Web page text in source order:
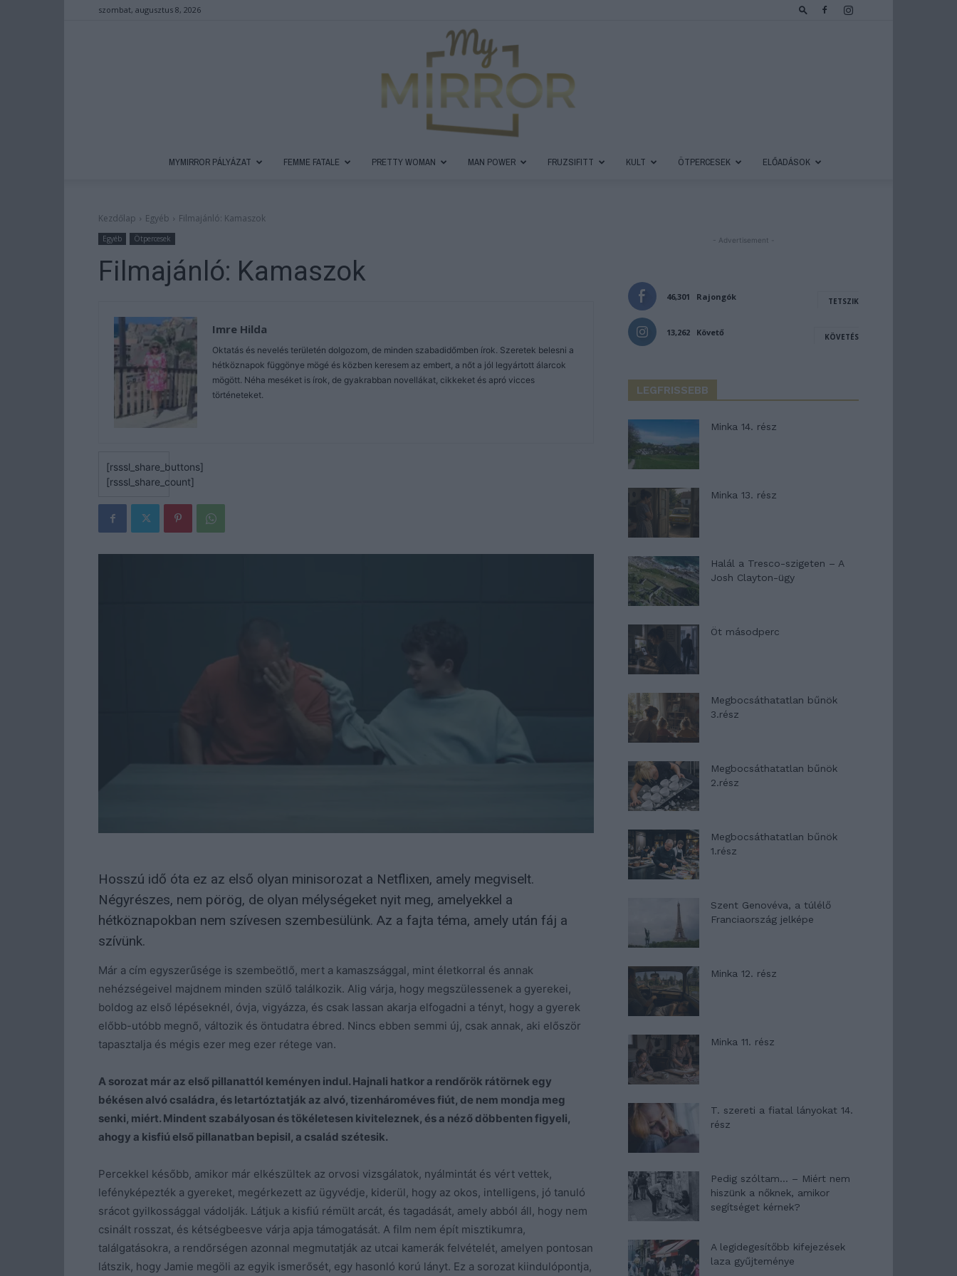
szombat, augusztus 8, 2026
MYMIRROR PÁLYÁZAT FEMME FATALE PRETTY WOMAN MAN POWER FRUZSIFITT KULT ÖTPERCESEK ELŐADÁSOK
Kezdőlap Egyéb Filmajánló: Kamaszok
Egyéb Ötpercesek
Filmajánló: Kamaszok
Imre Hilda
Oktatás és nevelés területén dolgozom, de minden szabadidőmben írok. Szeretek belesni a
hétköznapok függönye mögé és közben keresem az embert, a nőt a jól legyártott álarcok
mögött. Néha meséket is írok, de gyakrabban novellákat, cikkeket és apró vicces
történeteket.
[rsssl_share_buttons]
[rsssl_share_count]
Hosszú idő óta ez az első olyan minisorozat a Netflixen, amely megviselt.
Négyrészes, nem pörög, de olyan mélységeket nyit meg, amelyekkel a
hétköznapokban nem szívesen szembesülünk. Az a fajta téma, amely után fáj a
szívünk.
Már a cím egyszerűsége is szembeötlő, mert a kamaszsággal, mint életkorral és annak
nehézségeivel majdnem minden szülő találkozik. Alig várja, hogy megszülessenek a gyerekei,
boldog az első lépéseknél, óvja, vigyázza, és csak lassan akarja elfogadni a tényt, hogy a gyerek
előbb-utóbb megnő, változik és öntudatra ébred. Nincs ebben semmi új, csak annak, aki először
tapasztalja és mégis ezer meg ezer rétege van.
A sorozat már az első pillanattól keményen indul. Hajnali hatkor a rendőrök rátörnek egy
békésen alvó családra, és letartóztatják az alvó, tizenhároméves fiút, de nem mondja meg
senki, miért. Mindent szabályosan és tökéletesen kiviteleznek, és a néző döbbenten figyeli,
ahogy a kisfiú első pillanatban bepisil, a család szétesik.
Percekkel később, amikor már elkészültek az orvosi vizsgálatok, nyálmintát és vért vettek,
lefényképezték a gyereket, megérkezett az ügyvédje, kiderül, hogy az okos, intelligens, jó tanuló
srácot gyilkossággal vádolják. Látjuk a kisfiú rémült arcát, és tagadását, amely abból áll, hogy nem
csinált rosszat, és kétségbeesve várja apja támogatását. A film nem épít misztikumra,
találgatásokra, a rendőrségen azonnal megmutatják az utcai kamerák felvételét, amelyen pontosan
látszik, hogy Jamie megöli az egyik ismerősét, egy hasonló korú lányt. Ez a sorozat kiindulópontja,
- Advertisement -
46,301 Rajongók TETSZIK
13,262 Követő KÖVETÉS
LEGFRISSEBB
Minka 14. rész
Minka 13. rész
Halál a Tresco-szigeten – A
Josh Clayton-ügy
Öt másodperc
Megbocsáthatatlan bűnök
3.rész
Megbocsáthatatlan bűnök
2.rész
Megbocsáthatatlan bűnök
1.rész
Szent Genovéva, a túlélő
Franciaország jelképe
Minka 12. rész
Minka 11. rész
T. szereti a fiatal lányokat 14.
rész
Pedig szóltam… – Miért nem
hiszünk a nőknek, amikor
segítséget kérnek?
A legidegesítőbb kifejezések
laza gyűjteménye